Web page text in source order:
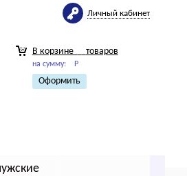
Личный кабинет
В корзине товаров
на сумму: Р
Оформить